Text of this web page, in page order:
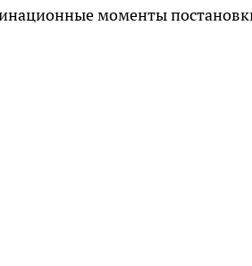
моменты